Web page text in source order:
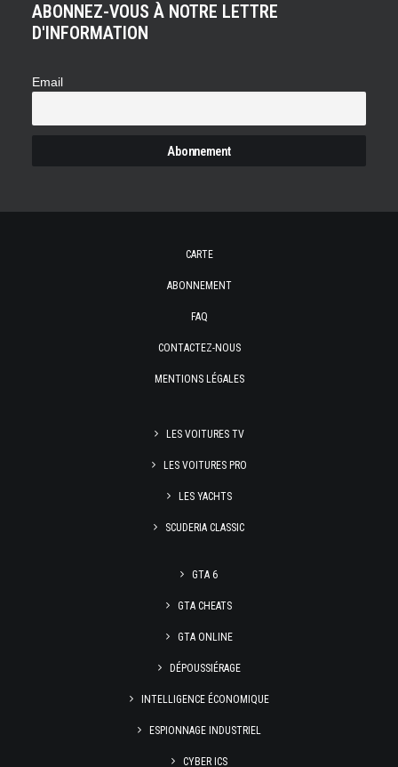
ABONNEZ-VOUS À NOTRE LETTRE
D'INFORMATION
Email
CARTE
ABONNEMENT
FAQ
CONTACTEZ-NOUS
MENTIONS LÉGALES
LES VOITURES TV
LES VOITURES PRO
LES YACHTS
SCUDERIA CLASSIC
GTA 6
GTA CHEATS
GTA ONLINE
DÉPOUSSIÉRAGE
INTELLIGENCE ÉCONOMIQUE
ESPIONNAGE INDUSTRIEL
CYBER ICS